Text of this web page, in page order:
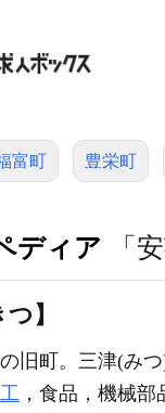
富町 豊栄町
ディア 「
】
旧町。三津(み
，食品，機械部